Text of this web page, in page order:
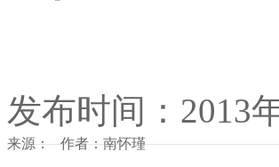
发布时间：2013
来源： 作者：南怀瑾